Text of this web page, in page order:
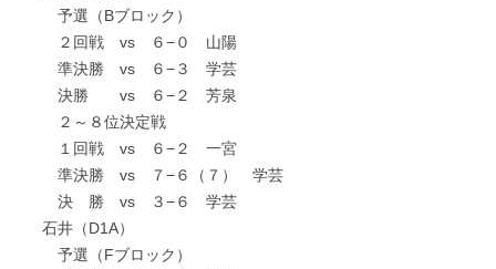
予選（Bブロック）
２回戦 vs ６−０ 山陽
準決勝 vs ６−３ 学芸
決勝 vs ６−２ 芳泉
２～８位決定戦
１回戦 vs ６−２ 一宮
準決勝 vs ７−６（７） 学芸
決 勝 vs ３−６ 学芸
石井（D1A）
予選（Fブロック）